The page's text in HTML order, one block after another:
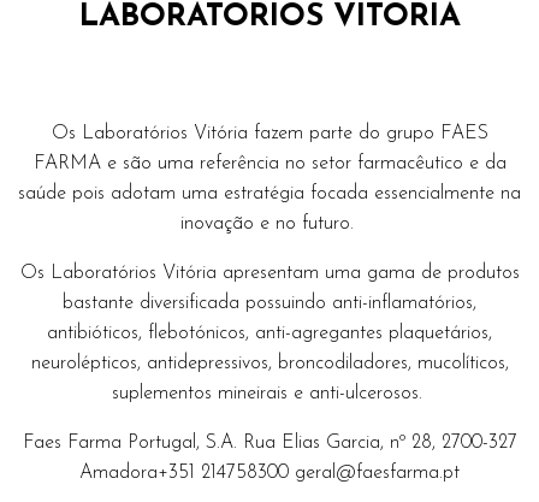
LABORATORIOS VITORIA
Os Laboratórios Vitória fazem parte do grupo FAES
FARMA e são uma referência no setor farmacêutico e da
saúde pois adotam uma estratégia focada essencialmente na
inovação e no futuro.
Os Laboratórios Vitória apresentam uma gama de produtos
bastante diversificada possuindo anti-inflamatórios,
antibióticos, flebotónicos, anti-agregantes plaquetários,
neurolépticos, antidepressivos, broncodiladores, mucolíticos,
suplementos mineirais e anti-ulcerosos.
Faes Farma Portugal, S.A. Rua Elias Garcia, nº 28, 2700-327
Amadora+351 214758300 geral@faesfarma.pt